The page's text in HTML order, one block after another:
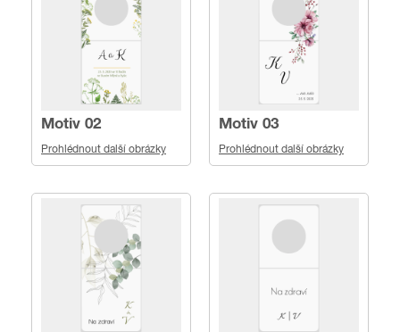
Motiv 02
Prohlédnout další obrázky
Motiv 03
Prohlédnout další obrázky